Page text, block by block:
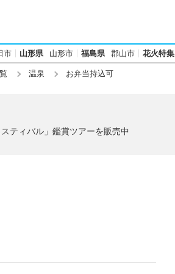
市 山形県 山形市 福島県 郡山市 花火特集
温泉 お弁当持込可
ティバル」鑑賞ツアーを販売中